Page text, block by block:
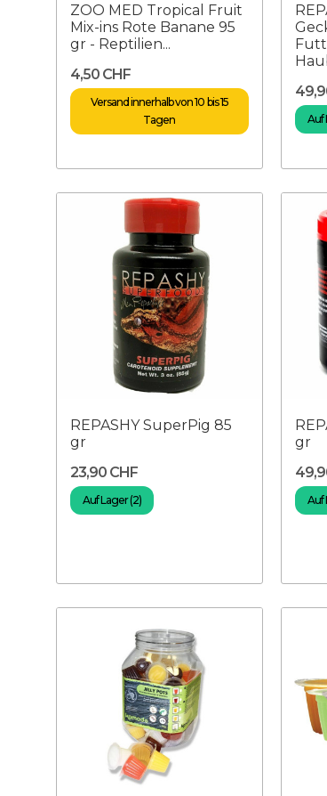
ZOO MED Tropical Fruit
Mix-ins Rote Banane 95
gr - Reptilien...
4,50 CHF
Versand innerhalb von 10 bis 15
Tagen
Auf
REPASHY SuperPig 85
gr
23,90 CHF
Auf Lager (2)
gr
Auf